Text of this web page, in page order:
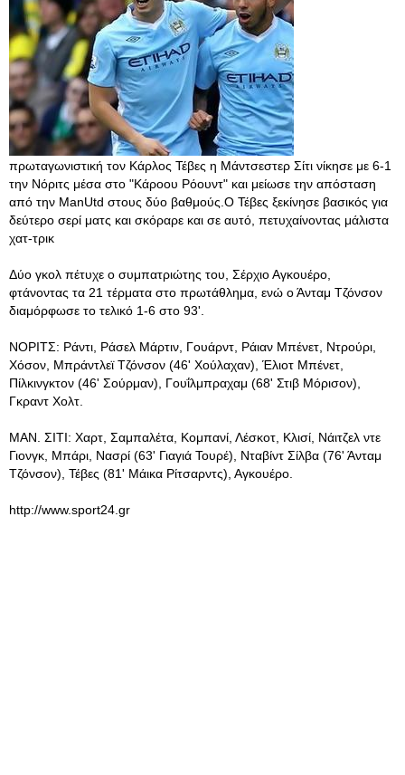
πρωταγωνιστική τον Κάρλος Τέβες η Μάντσεστερ Σίτι νίκησε με 6-1
την Νόριτς μέσα στο "Κάροου Ρόουντ" και μείωσε την απόσταση
από την ManUtd στους δύο βαθμούς.Ο Τέβες ξεκίνησε βασικός για
δεύτερο σερί ματς και σκόραρε και σε αυτό, πετυχαίνοντας μάλιστα
χατ-τρικ
Δύο γκολ πέτυχε ο συμπατριώτης του, Σέρχιο Αγκουέρο,
φτάνοντας τα 21 τέρματα στο πρωτάθλημα, ενώ ο Άνταμ Τζόνσον
διαμόρφωσε το τελικό 1-6 στο 93'.
ΝΟΡΙΤΣ: Ράντι, Ράσελ Μάρτιν, Γουάρντ, Ράιαν Μπένετ, Ντρούρι,
Χόσον, Μπράντλεϊ Τζόνσον (46' Χούλαχαν), Έλιοτ Μπένετ,
Πίλκινγκτον (46' Σούρμαν), Γουΐλμπραχαμ (68' Στιβ Μόρισον),
Γκραντ Χολτ.
ΜΑΝ. ΣΙΤΙ: Χαρτ, Σαμπαλέτα, Κομπανί, Λέσκοτ, Κλισί, Νάιτζελ ντε
Γιονγκ, Μπάρι, Νασρί (63' Γιαγιά Τουρέ), Νταβίντ Σίλβα (76' Άνταμ
Τζόνσον), Τέβες (81' Μάικα Ρίτσαρντς), Αγκουέρο.
http://www.sport24.gr